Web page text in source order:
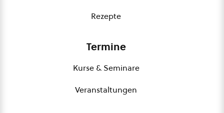
Rezepte
Termine
Kurse & Seminare
Veranstaltungen